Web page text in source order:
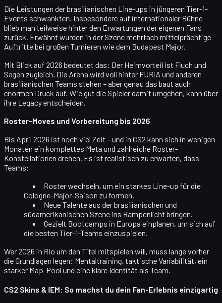
Die Leistungen der brasilianischen Line-ups in jüngeren Tier-1-
Events schwankten. Insbesondere auf internationaler Bühne
blieb man teilweise hinter den Erwartungen der eigenen Fans
zurück. Erwähnt wurden in der Szene mehrfach mittelprächtige
Auftritte bei großen Turnieren wie dem Budapest Major.
Mit Blick auf 2026 bedeutet das: Der Heimvorteil ist Fluch und
Segen zugleich. Die Arena wird voll hinter FURIA und anderen
brasilianischen Teams stehen – aber genau das baut auch
enormen Druck auf. Wie gut die Spieler damit umgehen, kann über
ihre Legacy entscheiden.
Roster-Moves und Vorbereitung bis 2026
Bis April 2026 ist noch viel Zeit – und in CS2 kann sich in wenigen
Monaten ein komplettes Meta und zahlreiche Roster-
Konstellationen drehen. Es ist realistisch zu erwarten, dass
Teams:
Roster wechseln, um ein starkes Line-up für die
Cologne-Major-Saison zu formen.
Neue Talente aus der brasilianischen und
südamerikanischen Szene ins Rampenlicht bringen.
Gezielt Bootcamps in Europa einplanen, um sich auf
die besten Tier-1-Teams einzuspielen.
Wer 2026 in Rio um den Titel mitspielen will, muss lange vorher
die Grundlagen legen: Mentaltraining, taktische Variabilität, ein
starker Map-Pool und eineklare Identität als Team.
CS2 Skins & IEM: So machst du dein Fan-Erlebnis einzigartig